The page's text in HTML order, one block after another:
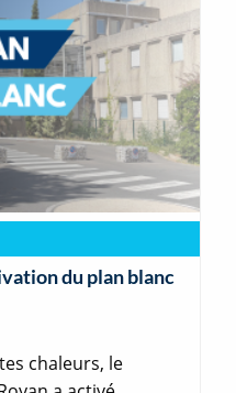
du plan blanc
chaleurs, le